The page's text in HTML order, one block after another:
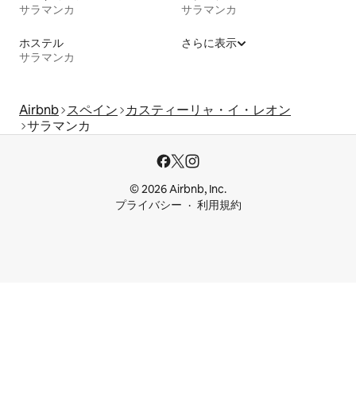
サラマンカ
サラマンカ
ホステル
サラマンカ
さらに表示
Airbnb スペイン
カスティーリャ・イ・レオン
サラマンカ
© 2026 Airbnb, Inc.
プライバシー
利用規約